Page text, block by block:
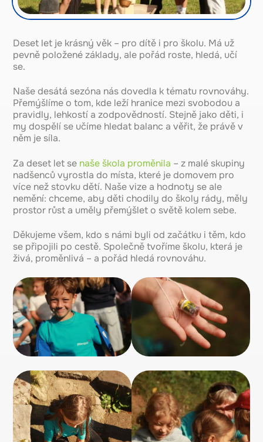
Deset let je krásný věk – pro dítě i pro školu. Má už
pevně položené základy, ale pořád roste, hledá, učí
se.
Naše desátá sezóna nás dovedla k tématu rovnováhy.
Přemýšlíme o tom, kde leží hranice mezi svobodou a
pravidly, lehkostí a zodpovědností. Stejně jako děti, i
my dospělí se učíme hledat balanc a věřit, že právě v
něm je síla.
Za deset let se naše škola proměnila – z malé skupiny
nadšenců vyrostla do místa, které je domovem pro
více než stovku dětí. Naše vize a hodnoty se ale
nemění: chceme, aby děti chodily do školy rády, měly
prostor růst a uměly přemýšlet o světě kolem sebe.
Děkujeme všem, kdo s námi byli od začátku i těm, kdo
se připojili po cestě. Společně tvoříme školu, která je
živá, proměnlivá – a pořád hledá rovnováhu.